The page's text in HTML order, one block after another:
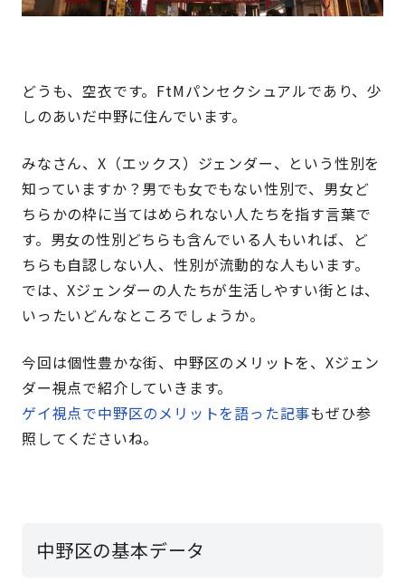
どうも、空衣です。FtMパンセクシュアルであり、少
しのあいだ中野に住んでいます。
みなさん、X（エックス）ジェンダー、という性別を
知っていますか？男でも女でもない性別で、男女ど
ちらかの枠に当てはめられない人たちを指す言葉で
す。男女の性別どちらも含んでいる人もいれば、ど
ちらも自認しない人、性別が流動的な人もいます。
では、Xジェンダーの人たちが生活しやすい街とは、
いったいどんなところでしょうか。
今回は個性豊かな街、中野区のメリットを、Xジェン
ダー視点で紹介していきます。
ゲイ視点で中野区のメリットを語った記事もぜひ参
照してくださいね。
中野区の基本データ